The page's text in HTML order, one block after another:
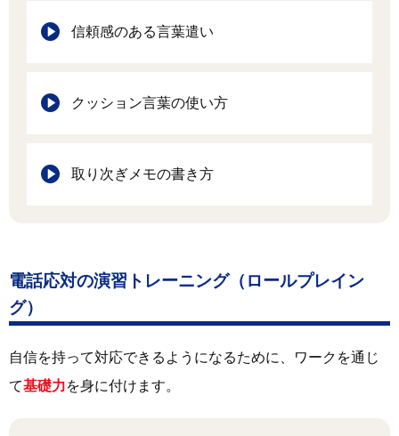
信頼感のある言葉遣い
クッション言葉の使い方
取り次ぎメモの書き方
電話応対の演習トレーニング（ロールプレイン
グ）
自信を持って対応できるようになるために、ワークを通じ
て基礎力を身に付けます。